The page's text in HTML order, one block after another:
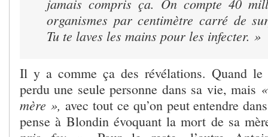
organismes par centimètre carré de
Tu te laves les mains pour les infecter. »
Il y a comme ça des révélations. Quand
perdu une seule personne dans sa vie, mais
mère », avec tout ce qu’on peut entendre
pense à Blondin évoquant la mort de sa